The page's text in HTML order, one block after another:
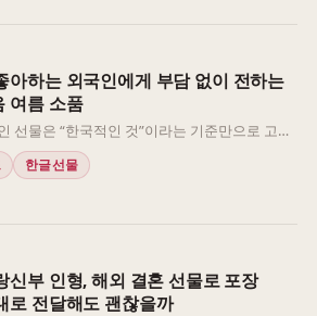
좋습니다.
아하는 외국인에게 부담 없이 전하는
여름 소품
선물은 “한국적인 것”이라는 기준만으로 고르
는 사람이 사용하기 어렵거나 부담스럽게 느
다. 특히 여름에는 장식성보다 실제로 들고 다
한글선물
신부 인형, 해외 결혼 선물로 포장
로 전달해도 괜찮을까